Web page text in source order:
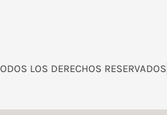
LOS DERECHOS RESERVADOS